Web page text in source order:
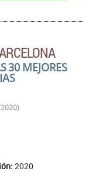
30 MEJORES
2020